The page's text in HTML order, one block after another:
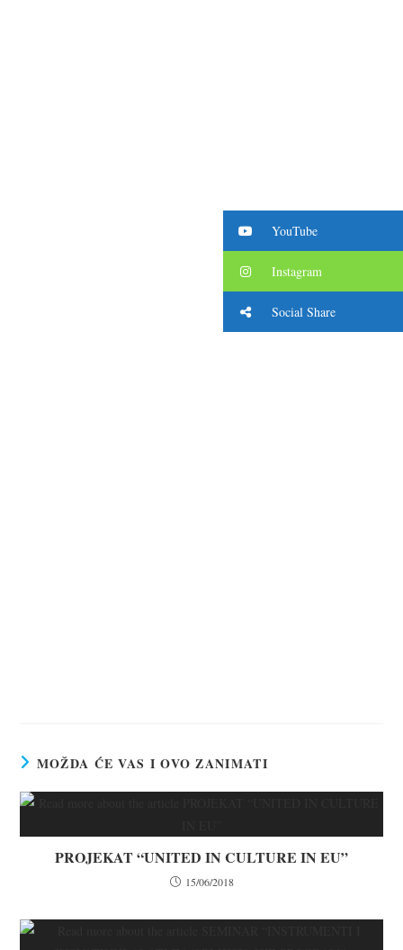
MOŽDA ĆE VAS I OVO ZANIMATI
PROJEKAT “UNITED IN CULTURE IN EU”
15/06/2018
YouTube
Instagram
Social Share